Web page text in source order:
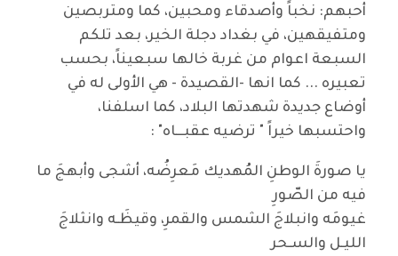
أحبهم: نخباً وأصدقاء ومحبين، كما ومتربصين
ومتفيقهين، في بغداد دجلة الخير، بعد تلكم
السبعة اعوام من غربة خالها سبعيناً، بحسب
تعبيره ... كما انها -القصيدة - هي الأولى له في
أوضاع جديدة شهدتها البلاد، كما اسلفنا،
واحتسبها خيراً " ترضيه عقبـــاه" :
يا صورةَ الوطنِ المُهديك مَعرِضُه، أشجى وأبهجَ ما
فيه من الصّورِ
غيومَه وانبلاجَ الشمس والقمرِ، وقيظَـه وانثلاجَ
الليـل والسـحر